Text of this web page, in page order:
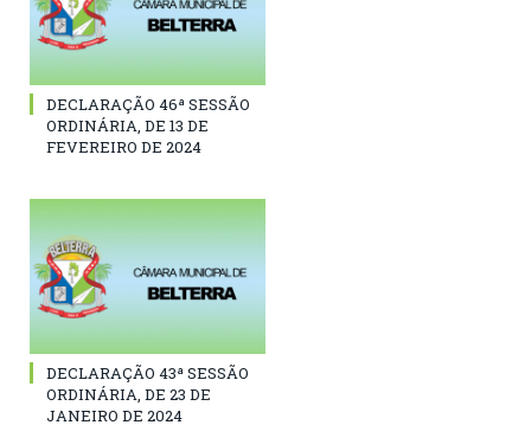
DECLARAÇÃO 46ª SESSÃO
ORDINÁRIA, DE 13 DE
FEVEREIRO DE 2024
DECLARAÇÃO 43ª SESSÃO
ORDINÁRIA, DE 23 DE
JANEIRO DE 2024